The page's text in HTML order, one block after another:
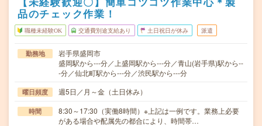
品のチェック作業！
職種未経験OK 交通費別途支給あり 土日祝日が休み 派遣
勤務地
岩手県盛岡市
盛岡駅から---分／上盛岡駅から---分／青山(岩手県)駅から--
-分／仙北町駅から---分／渋民駅から---分
曜日頻度 週5日／月～金（土日休み）
時間
8:30～17:30（実働8時間）※上記は一例です。業務上必要
がある場合や配属先の都合により、時間帯…